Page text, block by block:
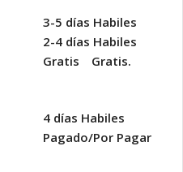
3-5 días Habiles
2-4 días Habiles
Gratis
Gratis.
4 días Habiles
Pagado/Por Pagar